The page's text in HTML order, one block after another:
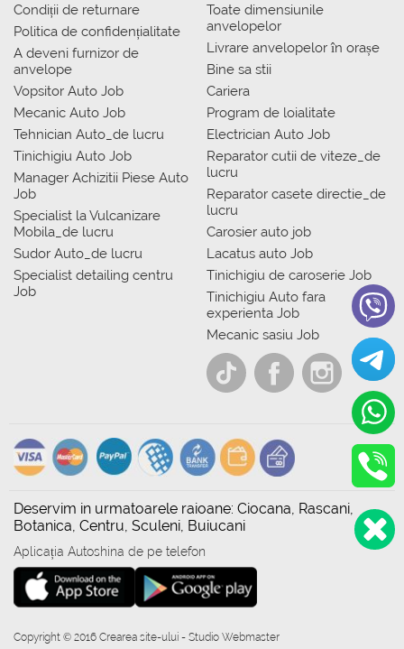
Condiții de returnare
Politica de confidențialitate
A deveni furnizor de
anvelope
Vopsitor Auto Job
Mecanic Auto Job
Tehnician Auto_de lucru
Tinichigiu Auto Job
Manager Achizitii Piese Auto
Job
Specialist la Vulcanizare
Mobila_de lucru
Sudor Auto_de lucru
Specialist detailing centru
Job
Toate dimensiunile
anvelopelor
Livrare anvelopelor în orașe
Bine sa stii
Cariera
Program de loialitate
Electrician Auto Job
Reparator cutii de viteze_de
lucru
Reparator casete directie_de
lucru
Carosier auto job
Lacatus auto Job
Tinichigiu de caroserie Job
Tinichigiu Auto fara
experienta Job
Mecanic sasiu Job
Deservim in urmatoarele raioane: Ciocana, Rascani,
Botanica, Centru, Sculeni, Buiucani
Aplicația Autoshina de pe telefon
Copyright © 2016 Crearea site-ului - Studio Webmaster